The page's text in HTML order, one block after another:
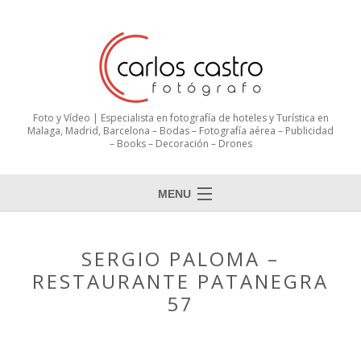
Foto y Vídeo | Especialista en fotografía de hoteles y Turística en
Malaga, Madrid, Barcelona – Bodas – Fotografía aérea – Publicidad
– Books – Decoración – Drones
MENU
SERGIO PALOMA –
RESTAURANTE PATANEGRA
57